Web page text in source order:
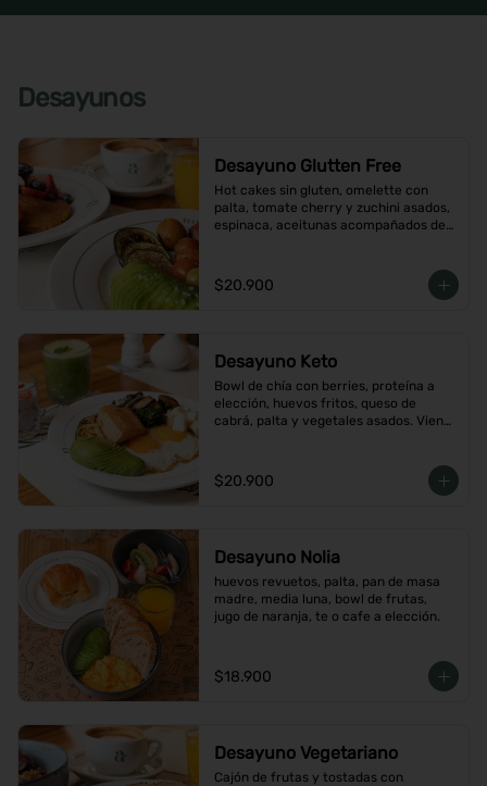
Desayunos
Desayuno Glutten Free
Hot cakes sin gluten, omelette con
palta, tomate cherry y zuchini asados,
espinaca, aceitunas acompañados de
$20.900
Desayuno Keto
Bowl de chía con berries, proteína a
elección, huevos fritos, queso de
cabrá, palta y vegetales asados. Viene
$20.900
Desayuno Nolia
huevos revuetos, palta, pan de masa
madre, media luna, bowl de frutas,
jugo de naranja, te o cafe a elección.
$18.900
Desayuno Vegetariano
Cajón de frutas y tostadas con